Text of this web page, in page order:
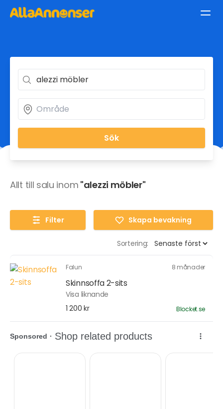
Sök
Allt till salu inom "alezzi möbler"
Filter Skapa bevakning
Sortering:
Falun 8 månader
Skinnsoffa 2-sits
Visa liknande
1 200 kr
Blocket.se